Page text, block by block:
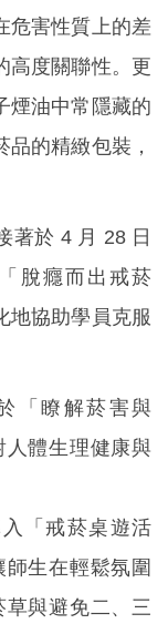
危害性質上的差
高度關聯性。更
煙油中常隱藏的
的精緻包裝，
於 4 月 28 日
脫癮而出戒菸
地協助學員克服
「瞭解菸害與
體生理健康與
「戒菸桌遊活
生在輕鬆氛圍
與避免二、三